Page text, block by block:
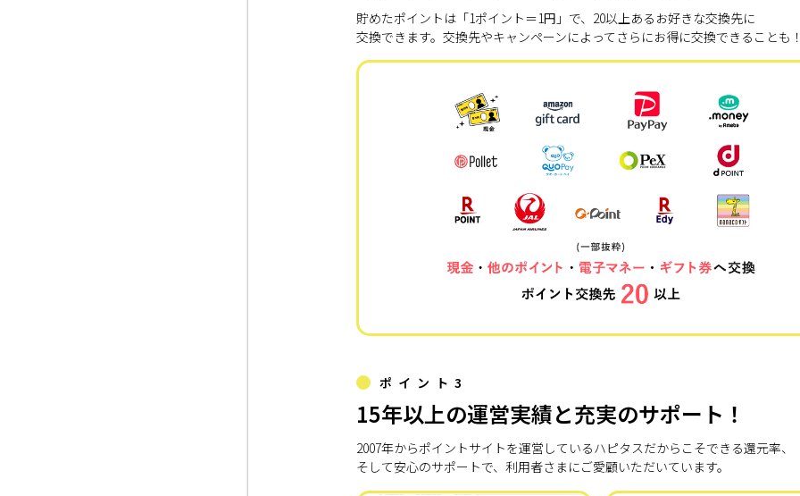
貯めたポイントは「1ポイント＝1円」で、20以上あるお好きな交換先に
交換できます。交換先やキャンペーンによってさらにお得に交換できることも
ポイント3
15年以上の運営実績と充実のサポート！
2007年からポイントサイトを運営しているハピタスだからこそできる還元率、
そして安心のサポートで、利用者さまにご愛顧いただいています。